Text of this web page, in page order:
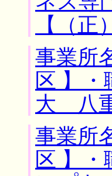
【（
事業所
区 】
大 八
事業所
区 】